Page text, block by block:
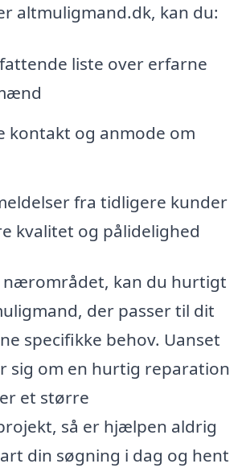
altmuligmand.dk, kan du:
liste over erfarne
kontakt og anmode om
fra tidligere kunder
kvalitet og pålidelighed
nærområdet, kan du hurtigt
der passer til dit
specifikke behov. Uanset
sig om en hurtig reparation
et større
så er hjælpen aldrig
din søgning i dag og hent